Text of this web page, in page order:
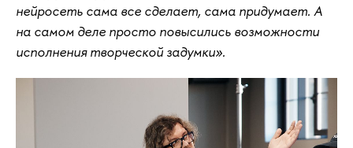
нейросеть сама все сделает, сама придумает. А
на самом деле просто повысились возможности
исполнения творческой задумки».